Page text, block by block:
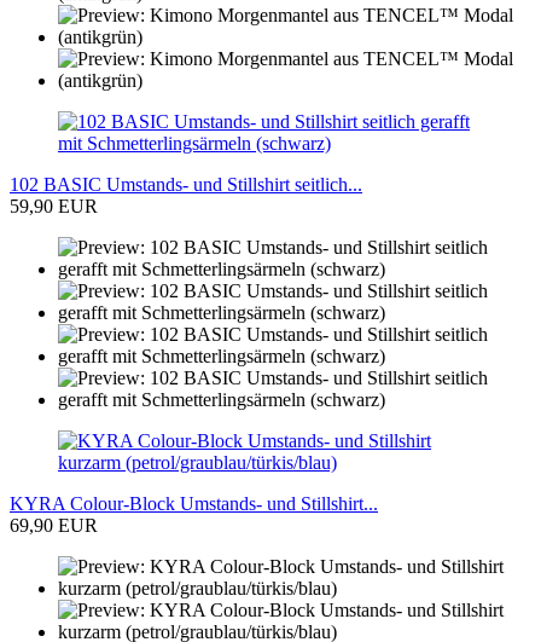
102 BASIC Umstands- und Stillshirt seitlich...
59,90 EUR
KYRA Colour-Block Umstands- und Stillshirt...
69,90 EUR